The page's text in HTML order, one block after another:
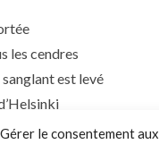
Gérer le consentement aux
les cendres
sanglant est levé